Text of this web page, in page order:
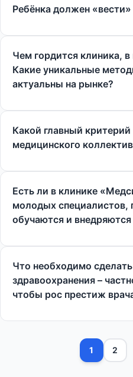
Ребёнка должен
Чем гордится клиника,
Какие уникальные
актуальны на рынке?
Какой главный критерий
медицинского
Есть ли в клинике
молодых специалистов,
обучаются и
Что необходимо
здравоохранения –
чтобы рос престиж
1 2